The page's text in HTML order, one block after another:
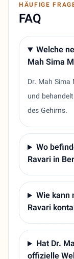
HÄUFIGE
FAQ
Welche
Mah Sima
Dr. Mah
und
des Gehirns.
Wo
Ravari in
Wie kann
Ravari
Hat Dr.